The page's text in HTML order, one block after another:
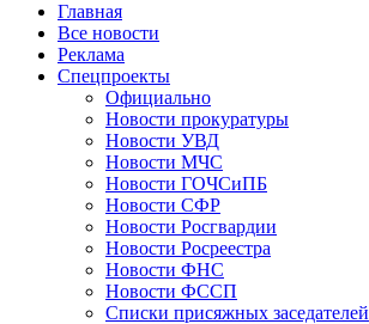
Главная
Все новости
Реклама
Спецпроекты
Официально
Новости прокуратуры
Новости УВД
Новости МЧС
Новости ГОЧСиПБ
Новости СФР
Новости Росгвардии
Новости Росреестра
Новости ФНС
Новости ФССП
Списки присяжных заседателей